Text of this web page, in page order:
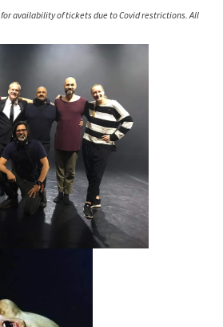
for availability of tickets due to Covid restrictions. All